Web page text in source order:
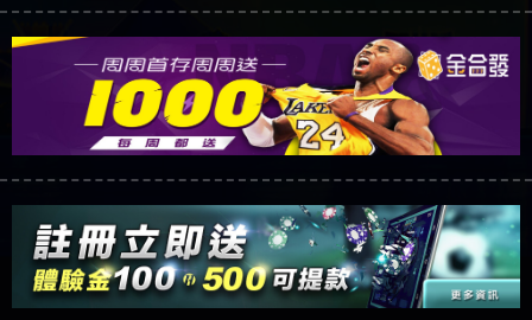
錢怎麼辦 本文教你如何拿回被騙資金
KnTop是詐騙嗎 【KnTop】KnTop無法出金 被KnTop詐騙
的錢一招拿回
【免費討回資金賴zg369】機台運算專案是詐騙嗎
機台運算專案是不是詐騙 機台運算專案是真的嗎
被機台運算專案詐騙的錢怎麼辦 本文教你如何拿
回被騙資金
【其他問題】 Hoyabit詐騙持續收割國人中【免費
討回資金賴zg369】Hoyabit是詐騙嗎 Hoyabit是不是詐
騙 Hoyabit是真的嗎 被HoyabitHoyabit詐騙的錢怎麼辦
本文教你如何拿回被騙資金
【其他問題】KS.M多元化行銷詐騙持續收割國人
中【免費討回資金賴zg369】KS.M多元化行銷是詐
騙嗎 KS.M多元化行銷是不是詐騙 KS.M多元化行銷是
真的嗎 被KS.M多元化行銷詐騙的錢怎麼辦 本文教
你如何拿回被騙資金
【其他問題】免費追回賴「zg369」深度解析野原
家 Family & Love如何詐騙 野原家 Family & Love是不是詐
騙 野原家 Family & Love是真的嗎 野原家 Family & Love是
詐騙嗎 165多次通報野原家 Family & Love是詐騙平台
【其他問題】元盈橋詐騙持續收割國人中【免費
討回資金賴zg369】元盈橋是詐騙嗎 元盈橋是不是
詐騙 元盈橋是真的嗎 被元盈橋詐騙的錢怎麼辦
【其他問題】被騙追回賴【zg369】M.L.Edge利用新
型詐騙手法欺詐群眾 M.L.Edge是真的嗎 M.L.Edge是不
金 被M.L.Edge詐騙的錢一招拿回
【其他問題】 Robinhood詐騙持續收割國人中【免
不是詐騙 Robinhood是真的嗎 被Robinhood詐騙的錢怎
麼辦 本文教你如何拿回被騙資金
資金賴zg369】FLTO是詐騙嗎 FLTO是不是詐騙 FLTO是
真的嗎 被FLTO詐騙的錢怎麼辦 本文教你如何拿回
被騙資金
【其他問題】 遇詐騙求救賴【zg369】八旬老翁被
ALYWS詐騙家破人亡 ALYWS是真的嗎 ALYWS是不是詐騙
ALYWS是詐騙嗎 （ALYWS）無法出金 請小心群組暗椿
【其他問題】 一招教你揭秘新型詐騙手法 （受害
者免費援助賴zg369）當當詐騙 當當是不是詐騙 當
當是真的嗎 當當是詐騙嗎 六旬老婦深信當當高獲
【其他問題】用理性數據指路，開啟你的高回報
娛樂之旅
【其他問題】【老玩家不藏私】2025 線上老虎機
【Wei】讚
【沈樂慧】又是九州??爛死了黑網不要玩
【林伊依】爛死了拉贏錢直接鎖帳號可以去吃屎
【陳靜茹】推薦小畢，我也是小畢的會員～～
【黃家羭】推推
【AVA娛樂城】還會自己做假對話來毀謗欸哈哈哈
好厲
【陳順堪】黑網不出金
【黃伊珊】不推薦爛公司
【陳順堪】星匯娛樂城出金幾次後贏錢就不給出
金
【陳順堪】黑網出金幾次後贏了就不出金出